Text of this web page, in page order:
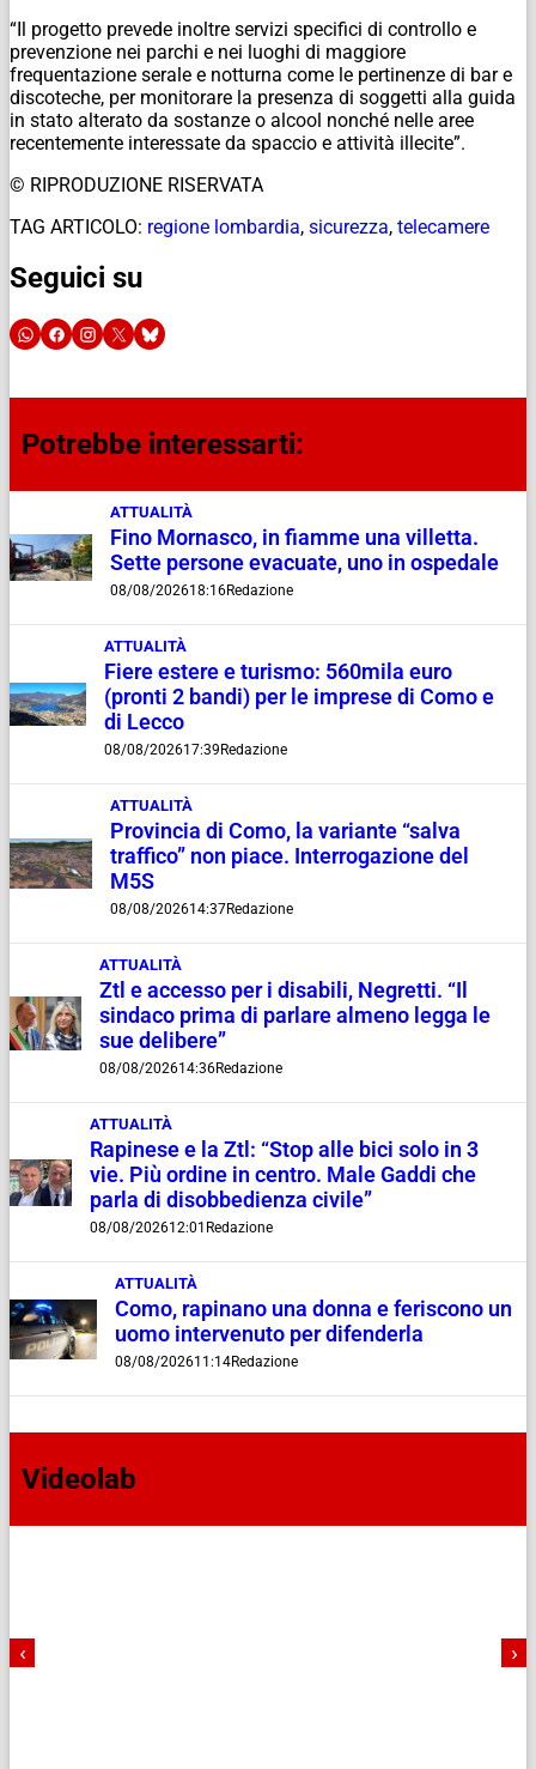
“Il progetto prevede inoltre servizi specifici di controllo e
prevenzione nei parchi e nei luoghi di maggiore
frequentazione serale e notturna come le pertinenze di bar e
discoteche, per monitorare la presenza di soggetti alla guida
in stato alterato da sostanze o alcool nonché nelle aree
recentemente interessate da spaccio e attività illecite”.
© RIPRODUZIONE RISERVATA
TAG ARTICOLO: regione lombardia, sicurezza, telecamere
Seguici su
Potrebbe interessarti:
ATTUALITÀ
Fino Mornasco, in fiamme una villetta.
Sette persone evacuate, uno in ospedale
08/08/202618:16Redazione
ATTUALITÀ
Fiere estere e turismo: 560mila euro
(pronti 2 bandi) per le imprese di Como e
di Lecco
08/08/202617:39 Redazione
ATTUALITÀ
Provincia di Como, la variante “salva
traffico” non piace. Interrogazione del
M5S
08/08/202614:37Redazione
ATTUALITÀ
Ztl e accesso per i disabili, Negretti. “Il
sindaco prima di parlare almeno legga le
sue delibere”
08/08/202614:36Redazione
ATTUALITÀ
Rapinese e la Ztl: “Stop alle bici solo in 3
vie. Più ordine in centro. Male Gaddi che
parla di disobbedienza civile”
08/08/202612:01 Redazione
ATTUALITÀ
Como, rapinano una donna e feriscono un
uomo intervenuto per difenderla
08/08/202611:14Redazione
Videolab
‹ ›